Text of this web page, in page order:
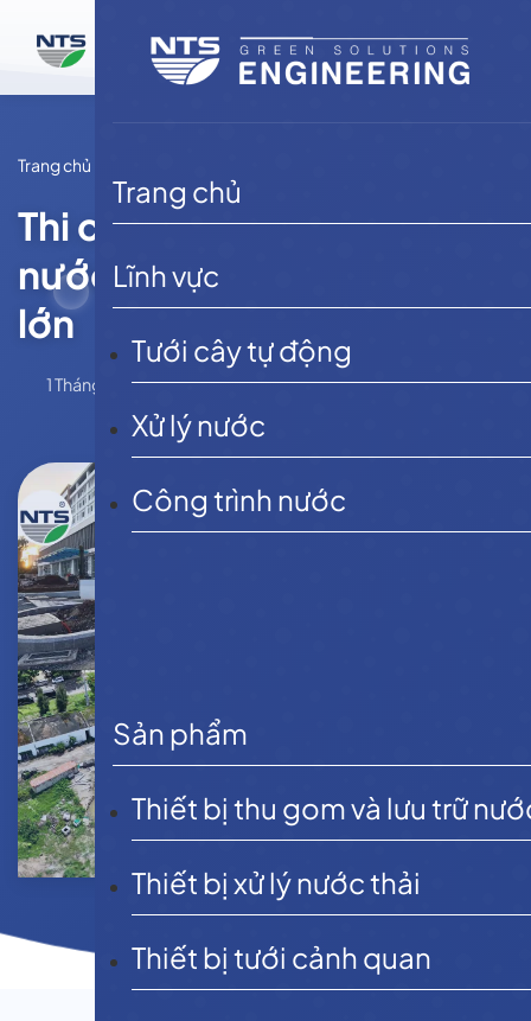
Trang chủ
Lĩnh vực
Tưới cây tự động
Xử lý nước
Công trình nước
Sản phẩm
Thiết bị thu gom và lưu trữ
Thiết bị xử lý nước thải
Thiết bị tưới cảnh quan
dung
Trang chủ
Thi công hệ thống xử lý
nước thải sinh hoạt quy mô
lớn
1 Tháng 7, 2026 NTSE Tin tức